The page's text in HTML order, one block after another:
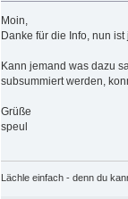
Moin,
Danke für die Info, nun ist
Kann jemand was dazu
subsummiert werden,
Grüße
speul
Lächle einfach - denn du